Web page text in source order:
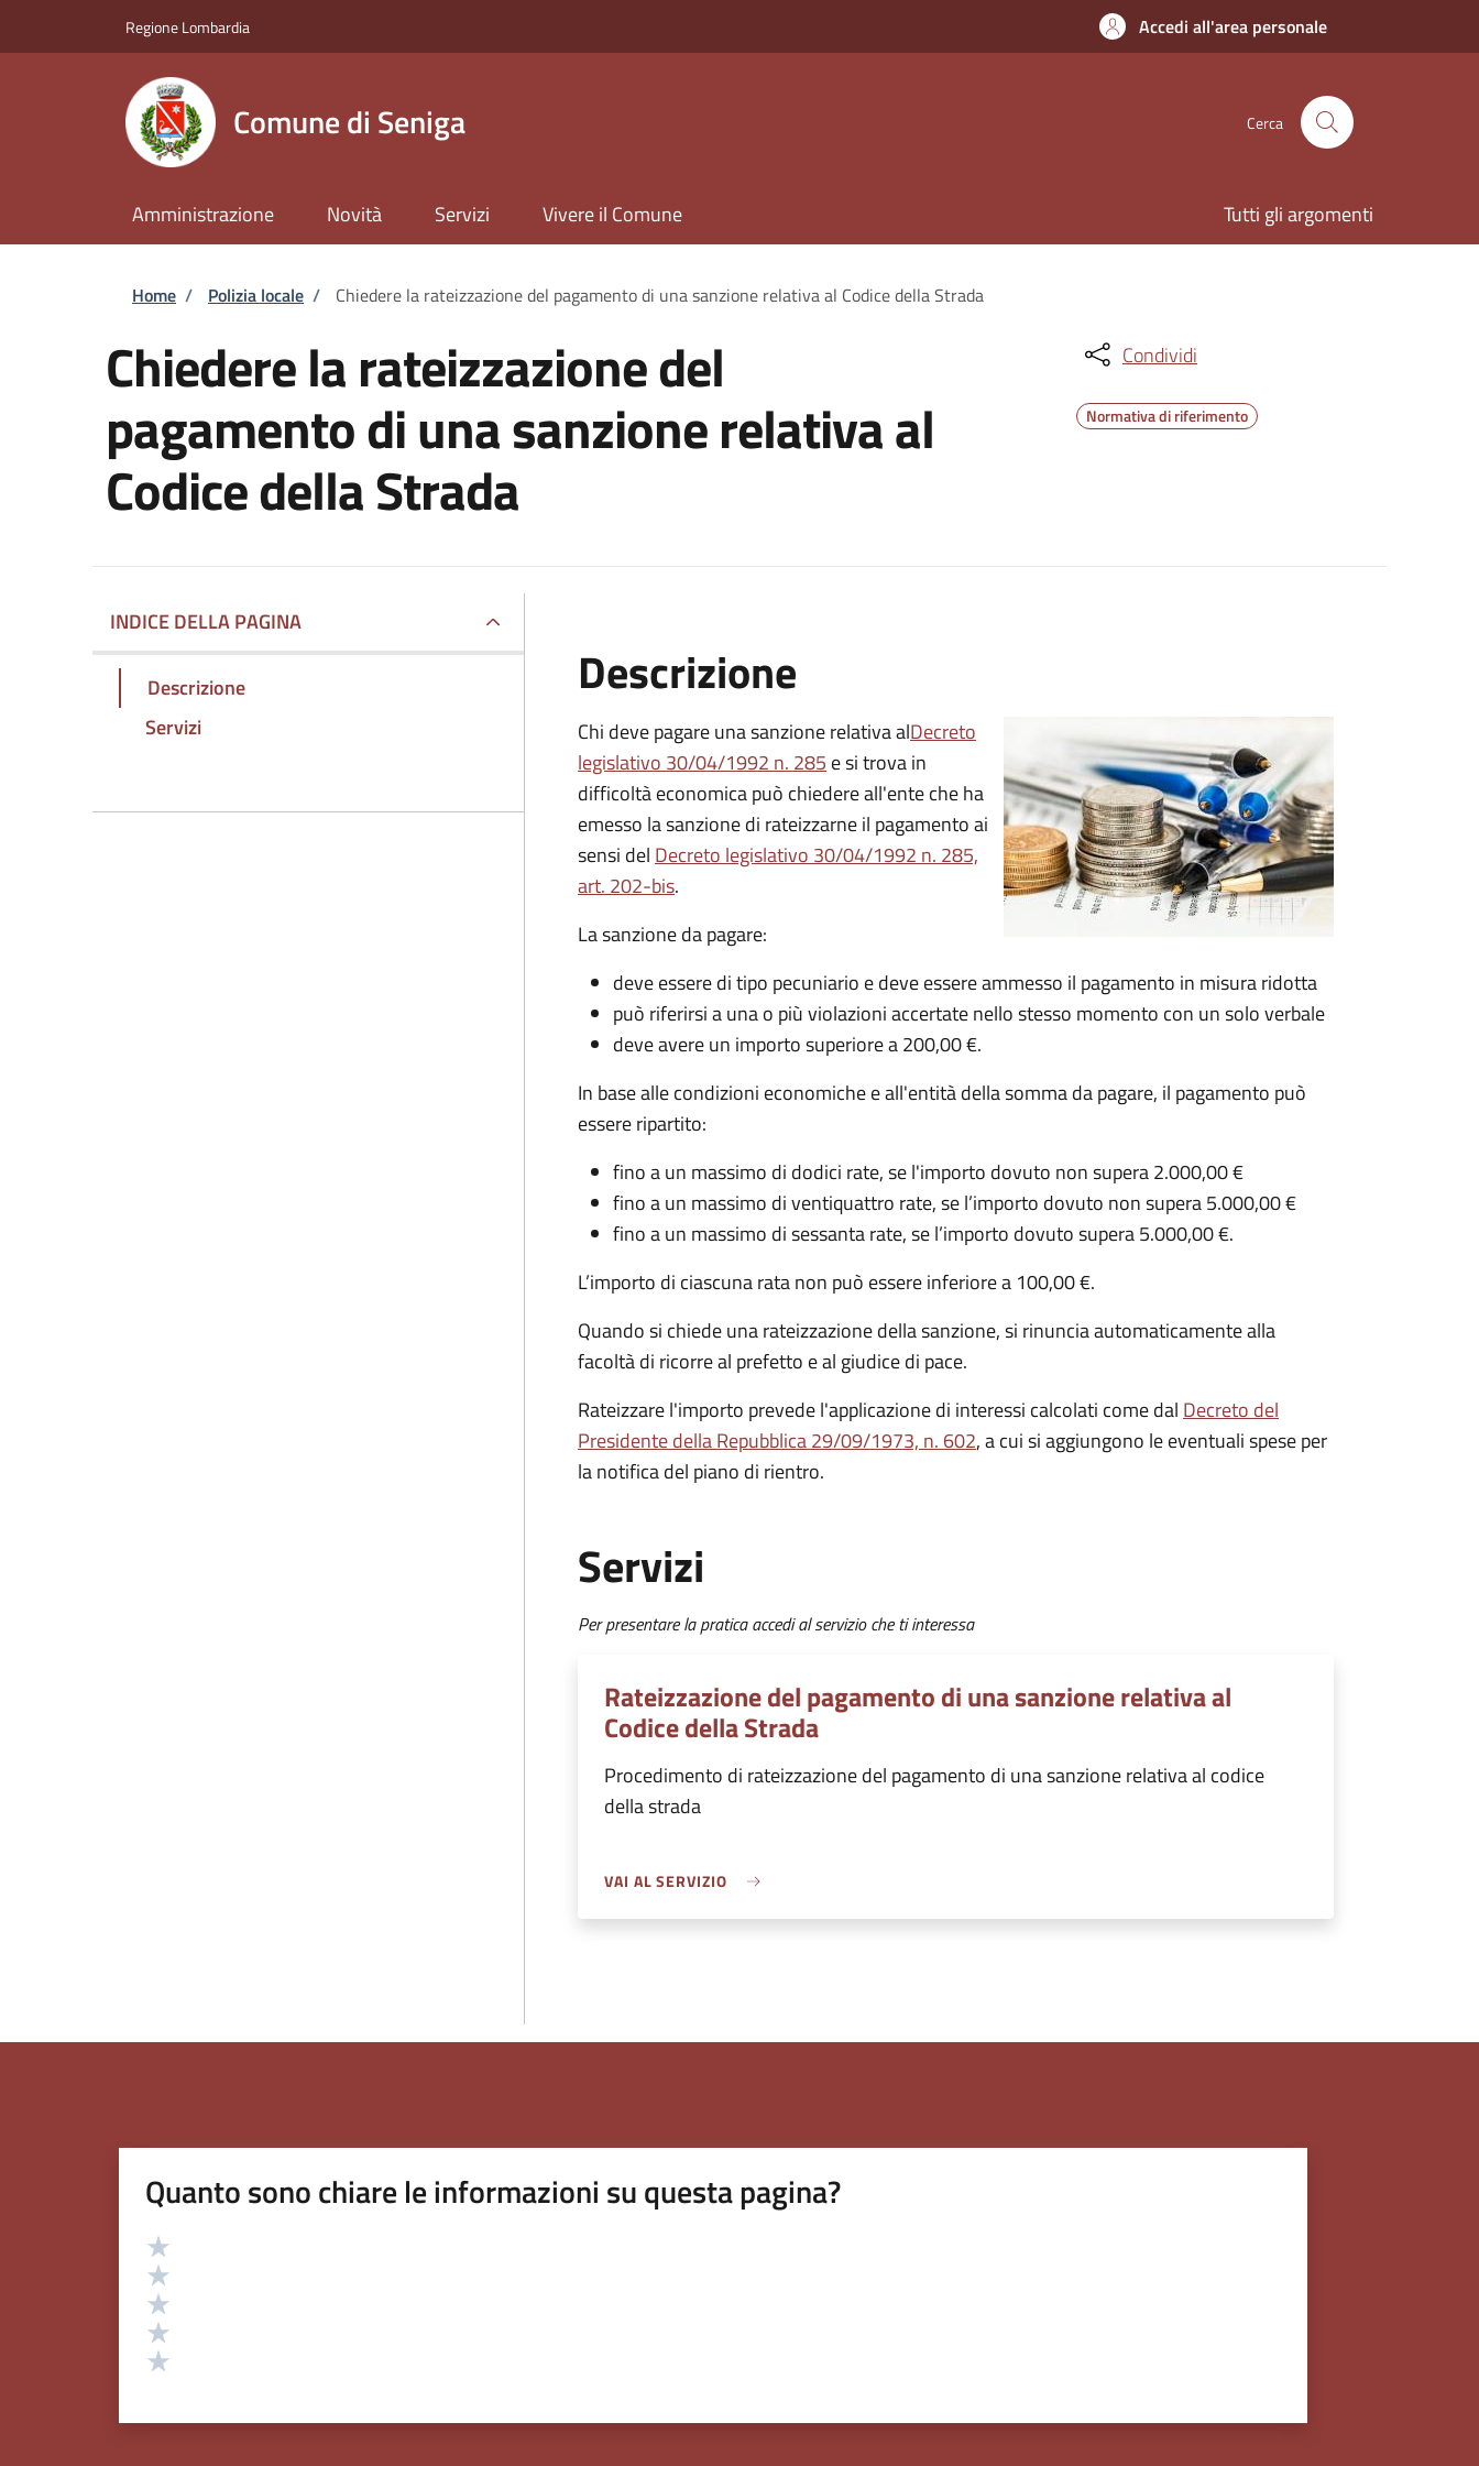
Regione Lombardia Accedi all'area personale
Comune di Seniga Cerca
Amministrazione Novità Servizi Vivere il Comune Tutti gli argomenti
Briciole di pane
Home / Polizia locale / Chiedere la rateizzazione del pagamento di una sanzione relativa al Codice della Strada
Chiedere la rateizzazione del
pagamento di una sanzione relativa al
Codice della Strada
Condividi
Normativa di riferimento
INDICE DELLA PAGINA
Descrizione
Servizi
Descrizione
Chi deve pagare una sanzione relativa alDecreto
legislativo 30/04/1992 n. 285 e si trova in
difficoltà economica può chiedere all'ente che ha
emesso la sanzione di rateizzarne il pagamento ai
sensi del Decreto legislativo 30/04/1992 n. 285,
art. 202-bis.
La sanzione da pagare:
deve essere di tipo pecuniario e deve essere ammesso il pagamento in misura ridotta
può riferirsi a una o più violazioni accertate nello stesso momento con un solo verbale
deve avere un importo superiore a 200,00 €.
In base alle condizioni economiche e all'entità della somma da pagare, il pagamento può
essere ripartito:
fino a un massimo di dodici rate, se l'importo dovuto non supera 2.000,00 €
fino a un massimo di ventiquattro rate, se l’importo dovuto non supera 5.000,00 €
fino a un massimo di sessanta rate, se l’importo dovuto supera 5.000,00 €.
L’importo di ciascuna rata non può essere inferiore a 100,00 €.
Quando si chiede una rateizzazione della sanzione, si rinuncia automaticamente alla
facoltà di ricorre al prefetto e al giudice di pace.
Rateizzare l'importo prevede l'applicazione di interessi calcolati come dal Decreto del
Presidente della Repubblica 29/09/1973, n. 602, a cui si aggiungono le eventuali spese per
la notifica del piano di rientro.
Servizi
Per presentare la pratica accedi al servizio che ti interessa
Rateizzazione del pagamento di una sanzione relativa al
Codice della Strada
Procedimento di rateizzazione del pagamento di una sanzione relativa al codice
della strada
VAI AL SERVIZIO
Quanto sono chiare le informazioni su questa pagina?
Valutazione